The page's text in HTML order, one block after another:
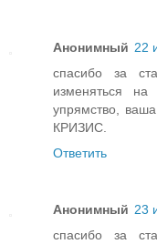
Анонимный 22
спасибо за
изменяться на
упрямство,
КРИЗИС.
Ответить
Анонимный 23
спасибо за